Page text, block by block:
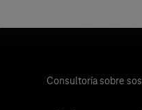
Consultoría sobre